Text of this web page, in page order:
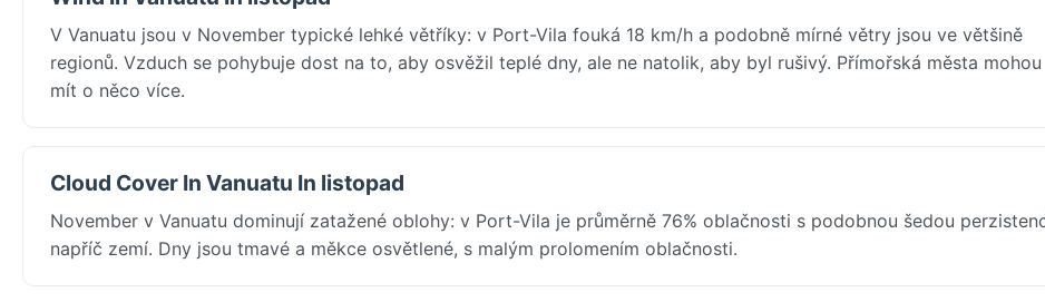
V Vanuatu jsou v November typické lehké větříky: v Port-Vila fouká 18 km/h a podobně mírné větry jsou ve většině
regionů. Vzduch se pohybuje dost na to, aby osvěžil teplé dny, ale ne natolik, aby byl rušivý. Přímořská města mohou
mít o něco více.
Cloud Cover In Vanuatu In listopad
November v Vanuatu dominují zatažené oblohy: v Port-Vila je průměrně 76% oblačnosti s podobnou šedou
napříč zemí. Dny jsou tmavé a měkce osvětlené, s malým prolomením oblačnosti.